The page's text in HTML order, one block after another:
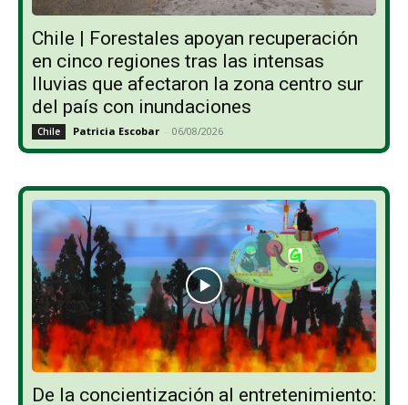
Chile | Forestales apoyan recuperación
en cinco regiones tras las intensas
lluvias que afectaron la zona centro sur
del país con inundaciones
Chile Patricia Escobar - 06/08/2026
De la concientización al entretenimiento: